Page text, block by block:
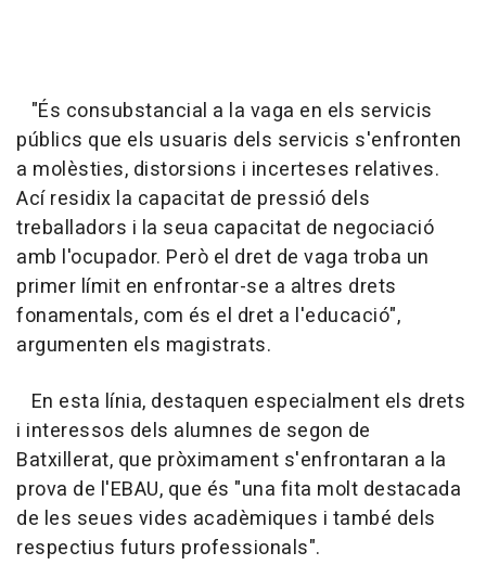
"És consubstancial a la vaga en els servicis
públics que els usuaris dels servicis s'enfronten
a molèsties, distorsions i incerteses relatives.
Ací residix la capacitat de pressió dels
treballadors i la seua capacitat de negociació
amb l'ocupador. Però el dret de vaga troba un
primer límit en enfrontar-se a altres drets
fonamentals, com és el dret a l'educació",
argumenten els magistrats.
En esta línia, destaquen especialment els drets
i interessos dels alumnes de segon de
Batxillerat, que pròximament s'enfrontaran a la
prova de l'EBAU, que és "una fita molt destacada
de les seues vides acadèmiques i també dels
respectius futurs professionals".